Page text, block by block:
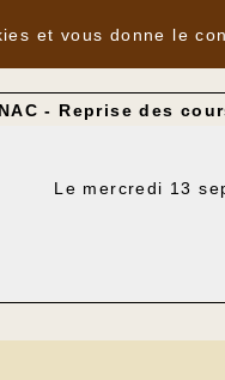
- Reprise des
Le mercredi 13
et vous donne le